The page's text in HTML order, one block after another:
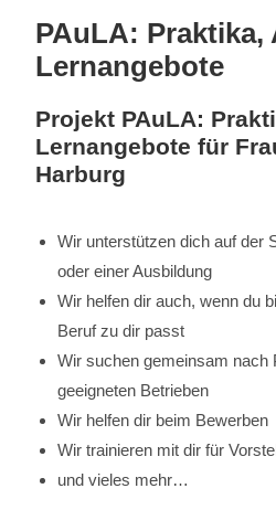
PAuLA: Praktika,
Lernangebote
Projekt PAuLA:
Lernangebote für
Harburg
Wir unterstützen dich auf der
oder einer Ausbildung
Wir helfen dir auch, wenn du
Beruf zu dir passt
Wir suchen gemeinsam nach
geeigneten Betrieben
Wir helfen dir beim Bewerben
Wir trainieren mit dir für
und vieles mehr…